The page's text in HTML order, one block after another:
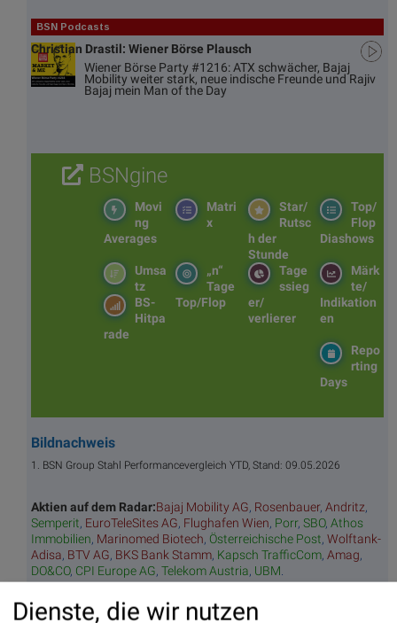
BSN Podcasts
Christian Drastil: Wiener Börse Plausch
Wiener Börse Party #1216: ATX schwächer, Bajaj
Mobility weiter stark, neue indische Freunde und Rajiv
Bajaj mein Man of the Day
BSNgine
Top/
Flop
Diashows
Star/
Rutsc
h der
Stunde
Matri
x
Movi
ng
Averages
Märk
te/
Indikation
en
Tage
ssieg
er/
verlierer
„n“
Tage
Top/Flop
Umsa
tz
BS-
Hitpa
rade
Repo
rting
Days
Bildnachweis
1. BSN Group Stahl Performancevergleich YTD, Stand: 09.05.2026
Aktien auf dem Radar:Bajaj Mobility AG, Rosenbauer, Andritz,
Semperit, EuroTeleSites AG, Flughafen Wien, Porr, SBO, Athos
Immobilien, Marinomed Biotech, Österreichische Post, Wolftank-
Adisa, BTV AG, BKS Bank Stamm, Kapsch TrafficCom, Amag,
DO&CO, CPI Europe AG, Telekom Austria, UBM
Dienste, die wir nutzen